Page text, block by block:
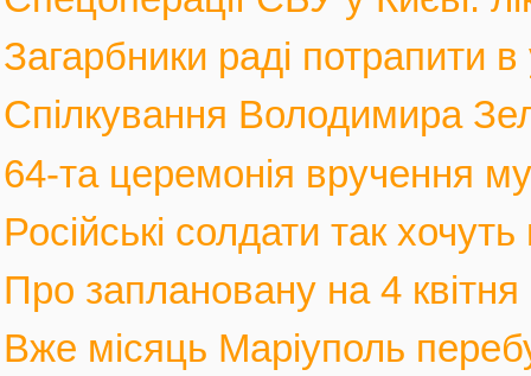
Загарбники раді потрапити
Спілкування Володимира
64-та церемонія вручення
Російські солдати так
Про заплановану на 4
Вже місяць Маріуполь